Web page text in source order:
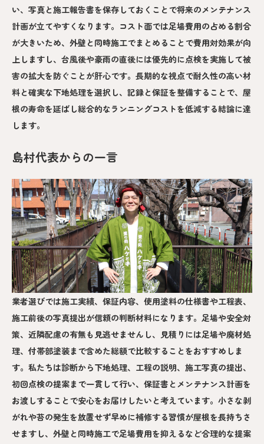
い、写真と施工報告書を保存しておくことで将来のメンテナンス
計画が立てやすくなります。コスト面では足場費用の占める割合
が大きいため、外壁と同時施工でまとめることで費用対効果が向
上しますし、台風後や豪雨の直後には優先的に点検を実施して被
害の拡大を防ぐことが肝心です。長期的な視点で耐久性の高い材
料と確実な下地処理を選択し、記録と保証を整備することで、屋
根の寿命を延ばし総合的なランニングコストを低減する結論に達
します。
島村代表からの一言
業者選びでは施工実績、保証内容、使用塗料の仕様書や工程表、
施工前後の写真提出が信頼の判断材料になります。足場や安全対
策、近隣配慮の有無も見逃せませんし、見積りには足場や廃材処
理、付帯部塗装まで含めた総額で比較することをおすすめしま
す。私たちは診断から下地処理、工程の説明、施工写真の提出、
初回点検の提案まで一貫して行い、保証書とメンテナンス計画を
お渡しすることで安心をお届けしたいと考えています。小さな剥
がれや苔の発生を放置せず早めに補修する習慣が屋根を長持ちさ
せますし、外壁と同時施工で足場費用を抑えるなど合理的な提案